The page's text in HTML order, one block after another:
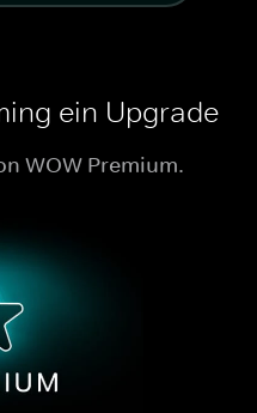
ein Upgrade
WOW Premium.